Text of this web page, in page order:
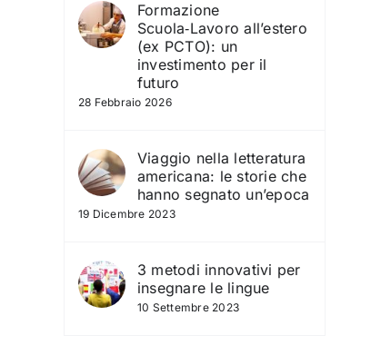
Formazione
Scuola‑Lavoro all’estero
(ex PCTO): un
investimento per il
futuro
28 Febbraio 2026
Viaggio nella letteratura
americana: le storie che
hanno segnato un’epoca
19 Dicembre 2023
3 metodi innovativi per
insegnare le lingue
10 Settembre 2023